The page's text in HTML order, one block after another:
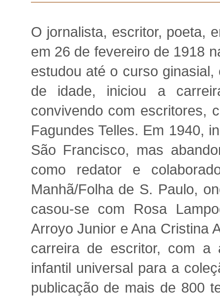
O jornalista, escritor, poeta,
em 26 de fevereiro de 1918
estudou até o curso
de idade, iniciou a
convivendo com escritores,
Fagundes Telles. Em 1940,
São Francisco, mas
como redator e
Manhã/Folha de S. Paulo,
casou-se com Rosa
Arroyo Junior e Ana Cristina
carreira de escritor, com a
infantil universal para a
publicação de mais de 800